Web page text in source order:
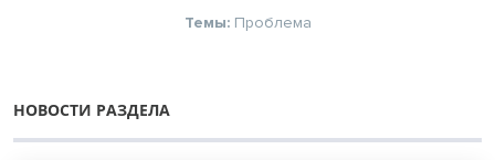
Темы: Проблема
НОВОСТИ РАЗДЕЛА